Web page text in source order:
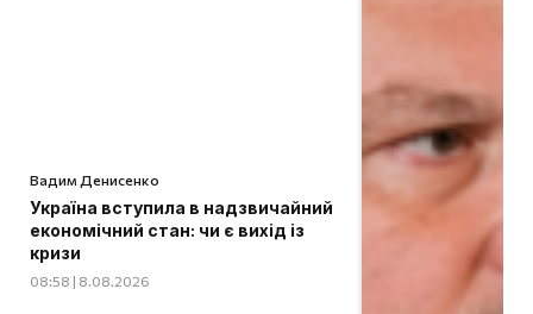
Вадим Денисенко
Україна вступила в надзвичайний
економічний стан: чи є вихід із
кризи
08:58 | 8.08.2026